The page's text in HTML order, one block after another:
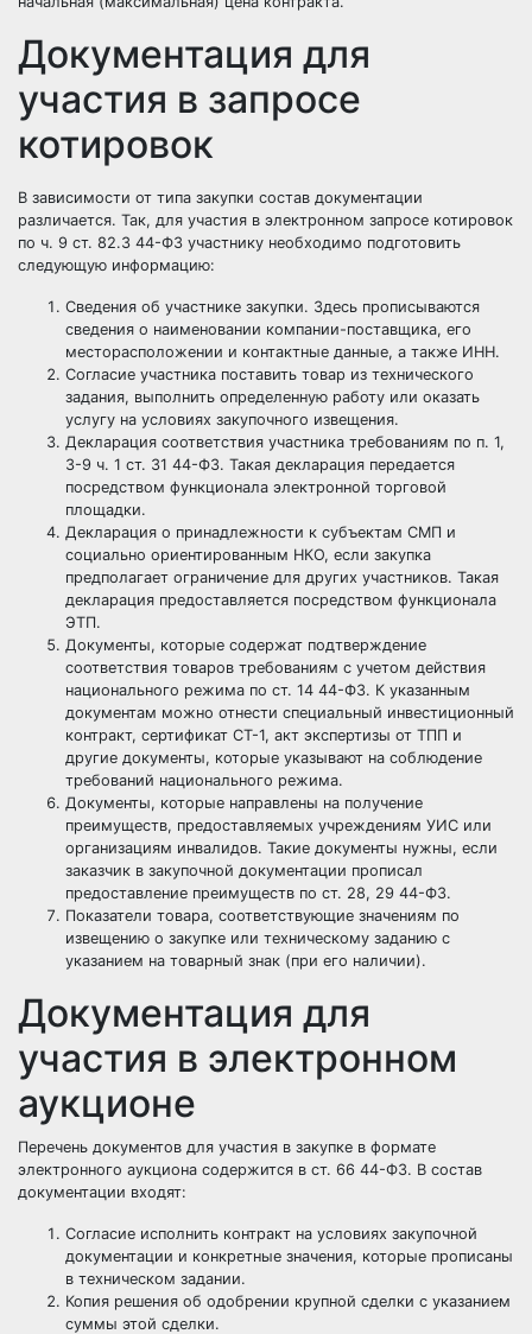
Документация для
участия в запросе
котировок
В зависимости от типа закупки состав документации
различается. Так, для участия в электронном запросе котировок
по ч. 9 ст. 82.3 44-ФЗ участнику необходимо подготовить
следующую информацию:
Сведения об участнике закупки. Здесь прописываются
сведения о наименовании компании-поставщика, его
месторасположении и контактные данные, а также ИНН.
Согласие участника поставить товар из технического
задания, выполнить определенную работу или оказать
услугу на условиях закупочного извещения.
Декларация соответствия участника требованиям по п. 1,
3-9 ч. 1 ст. 31 44-ФЗ. Такая декларация передается
посредством функционала электронной торговой
площадки.
Декларация о принадлежности к субъектам СМП и
социально ориентированным НКО, если закупка
предполагает ограничение для других участников. Такая
декларация предоставляется посредством функционала
ЭТП.
Документы, которые содержат подтверждение
соответствия товаров требованиям с учетом действия
национального режима по ст. 14 44-ФЗ. К указанным
документам можно отнести специальный инвестиционный
контракт, сертификат СТ-1, акт экспертизы от ТПП и
другие документы, которые указывают на соблюдение
требований национального режима.
Документы, которые направлены на получение
преимуществ, предоставляемых учреждениям УИС или
организациям инвалидов. Такие документы нужны, если
заказчик в закупочной документации прописал
предоставление преимуществ по ст. 28, 29 44-ФЗ.
Показатели товара, соответствующие значениям по
извещению о закупке или техническому заданию с
указанием на товарный знак (при его наличии).
Документация для
участия в электронном
аукционе
Перечень документов для участия в закупке в формате
электронного аукциона содержится в ст. 66 44-ФЗ. В состав
документации входят:
Согласие исполнить контракт на условиях закупочной
документации и конкретные значения, которые прописаны
в техническом задании.
Копия решения об одобрении крупной сделки с указанием
суммы этой сделки.